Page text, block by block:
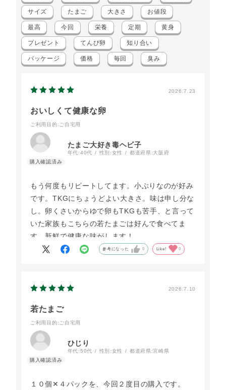
サイズ たまご 大きさ お値段
最高 今回 栄養 定期 黄身
プレゼント てんび卵 知り合い
パッケージ 価格 毎回 臭み
2026.7.23
おいしくて健康な卵
ご利用目的 :ご自宅用
たまご大好き毒ヘビ子
年代:40代 性別:女性 都道府県:大阪府
もう何度もリピートしてます。小ぶりなのが好み
です。TKGにちょうどよい大きさ。味は申し分な
し。卵くさいからゆで卵もTKGも苦手、と言って
いた家族もこちらの若たまごは好んで食べてま
す。新鮮で健康な味がします！
参考になった 0 Like! 0
2026.7.10
若たまご
ご利用目的 :ご自宅用
ひじり
年代:50代 性別:女性 都道府県:宮崎県
１０個✕４パックを、今回２度目の購入です。